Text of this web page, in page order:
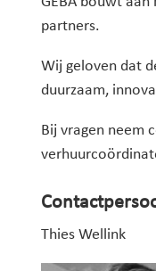
partners.
Wij geloven dat
duurzaam,
Bij vragen neem
Thies Wellink